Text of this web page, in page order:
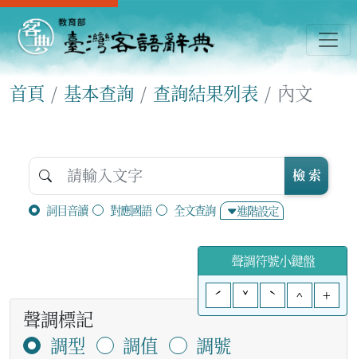
首頁 基本查詢 查詢結果列表 內文
詞目音讀 對應國語 全文查詢 進階設定
檢 索
聲調符號小鍵盤
ˊ
ˇ ˋ ^ +
聲調標記
調型
調值
調號